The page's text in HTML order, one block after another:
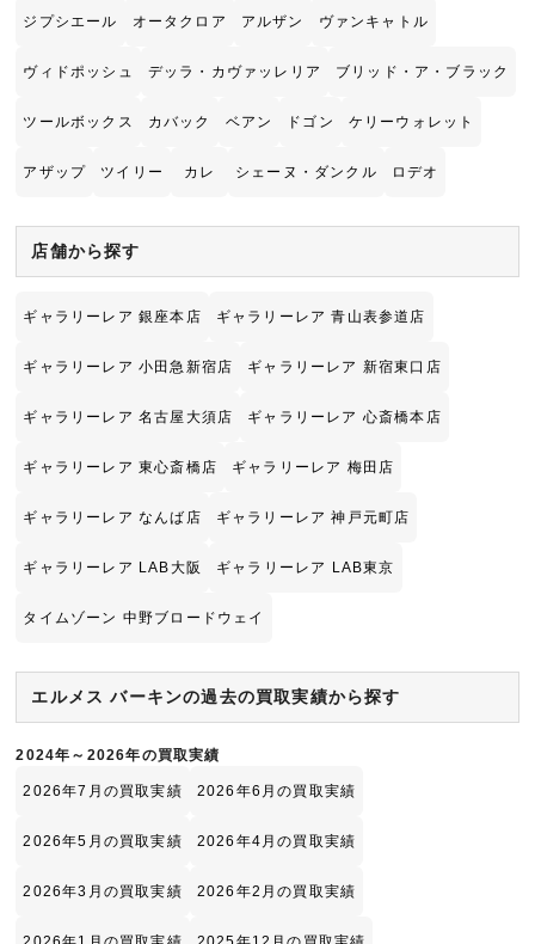
ジプシエール オータクロア アルザン ヴァンキャトル
ヴィドポッシュ デッラ・カヴァッレリア ブリッド・ア・ブラック
ツールボックス カバック ベアン ドゴン ケリーウォレット
アザップ ツイリー カレ シェーヌ・ダンクル ロデオ
店舗から探す
ギャラリーレア 銀座本店 ギャラリーレア 青山表参道店
ギャラリーレア 小田急新宿店 ギャラリーレア 新宿東口店
ギャラリーレア 名古屋大須店 ギャラリーレア 心斎橋本店
ギャラリーレア 東心斎橋店 ギャラリーレア 梅田店
ギャラリーレア なんば店 ギャラリーレア 神戸元町店
ギャラリーレア LAB大阪 ギャラリーレア LAB東京
タイムゾーン 中野ブロードウェイ
エルメス バーキンの過去の買取実績から探す
2024年～2026年の買取実績
2026年7月の買取実績 2026年6月の買取実績
2026年5月の買取実績 2026年4月の買取実績
2026年3月の買取実績 2026年2月の買取実績